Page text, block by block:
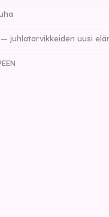
— juhlatarvikkeiden uusi